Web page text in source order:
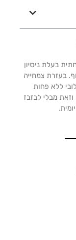
משפחתית בעלת ניסיון
בעזרת צמחייה
ללא פחות
מבלי לבזבז